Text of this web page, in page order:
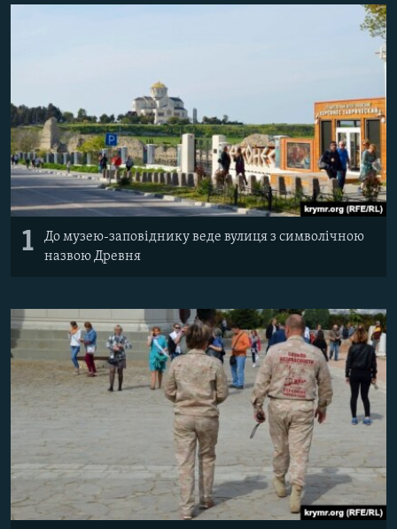
УКРАЇНСЬКА ПРОБЛЕМА КРИМУ
ІНФОГРАФІКА
ДОЛУЧАЙСЯ!
Усі сайти RFE/RL
1
До музею-заповіднику веде вулиця з символічною
назвою Древня